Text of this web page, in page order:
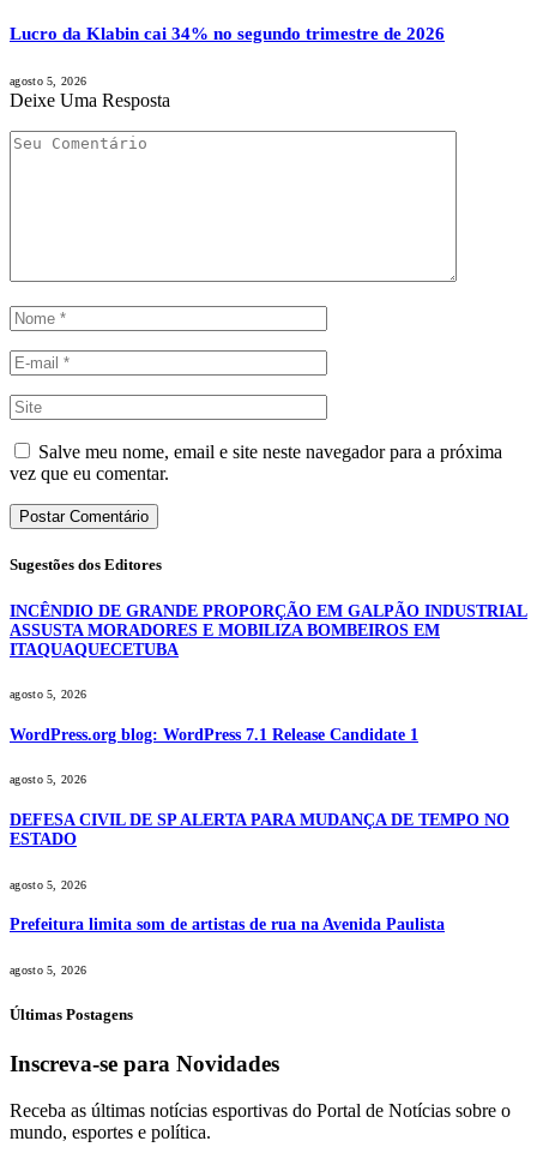
Lucro da Klabin cai 34% no segundo trimestre de 2026
agosto 5, 2026
Deixe Uma Resposta
Salve meu nome, email e site neste navegador para a próxima
vez que eu comentar.
Sugestões dos Editores
INCÊNDIO DE GRANDE PROPORÇÃO EM GALPÃO INDUSTRIAL
ASSUSTA MORADORES E MOBILIZA BOMBEIROS EM
ITAQUAQUECETUBA
agosto 5, 2026
WordPress.org blog: WordPress 7.1 Release Candidate 1
agosto 5, 2026
DEFESA CIVIL DE SP ALERTA PARA MUDANÇA DE TEMPO NO
ESTADO
agosto 5, 2026
Prefeitura limita som de artistas de rua na Avenida Paulista
agosto 5, 2026
Últimas Postagens
Inscreva-se para Novidades
Receba as últimas notícias esportivas do Portal de Notícias sobre o
mundo, esportes e política.